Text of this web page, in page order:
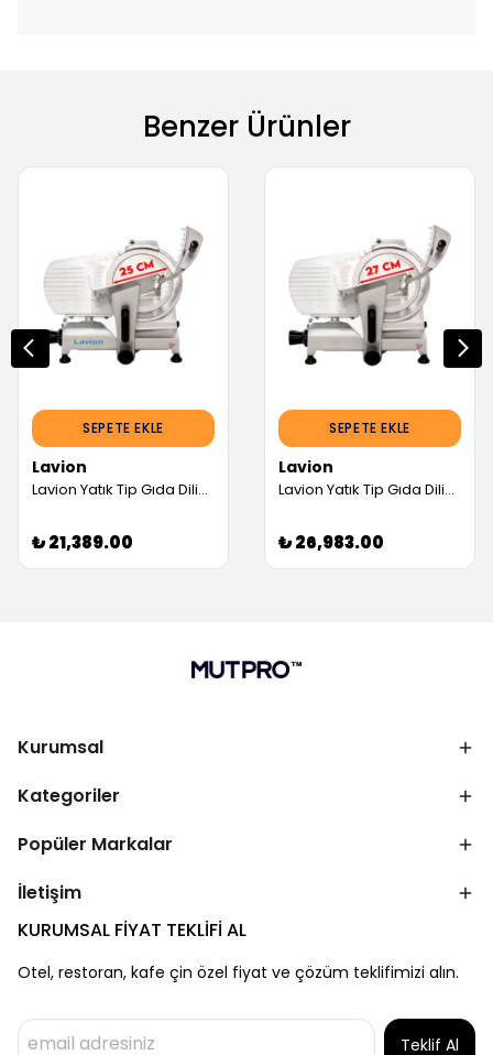
Benzer Ürünler
SEPETE EKLE
Lavion
Lavion Yatık Tip Gıda Dilimleme Makinesi, 250 mm (Servis Garantili)
₺ 21,389.00
SEPETE EKLE
Lavion
Lavion Yatık Tip Gıda Dilimleme Makinesi, 270 mm (Servis Garantili)
₺ 26,983.00
Kurumsal
Kategoriler
Popüler Markalar
İletişim
KURUMSAL FİYAT TEKLİFİ AL
Otel, restoran, kafe çin özel fiyat ve çözüm teklifimizi alın.
Teklif Al